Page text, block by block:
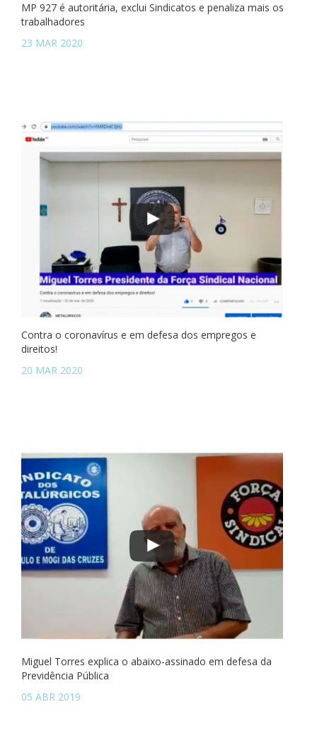
MP 927 é autoritária, exclui Sindicatos e penaliza mais os
trabalhadores
23 MAR 2020
Contra o coronavírus e em defesa dos empregos e
direitos!
20 MAR 2020
Miguel Torres explica o abaixo-assinado em defesa da
Previdência Pública
05 ABR 2019